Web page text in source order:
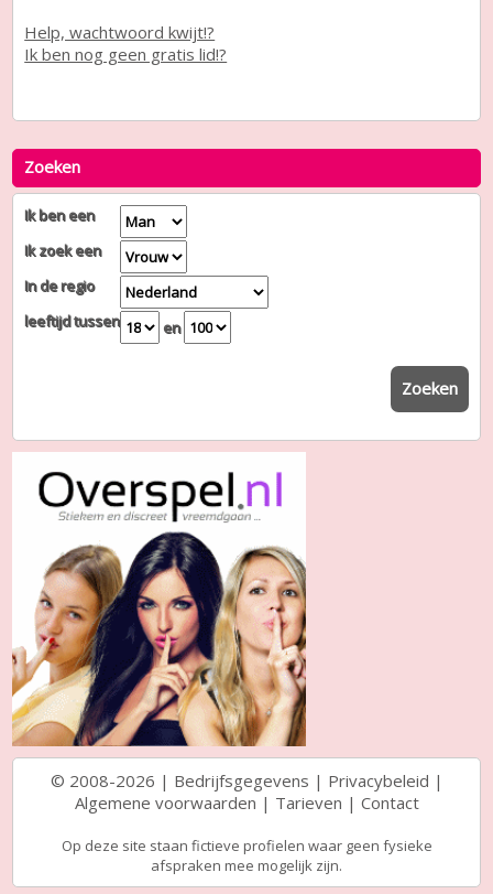
Help, wachtwoord kwijt!?
Ik ben nog geen gratis lid!?
Zoeken
Ik ben een
Ik zoek een
In de regio
leeftijd tussen
en
Zoeken
© 2008-2026 | Bedrijfsgegevens | Privacybeleid |
Algemene voorwaarden | Tarieven | Contact
Op deze site staan fictieve profielen waar geen fysieke
afspraken mee mogelijk zijn.